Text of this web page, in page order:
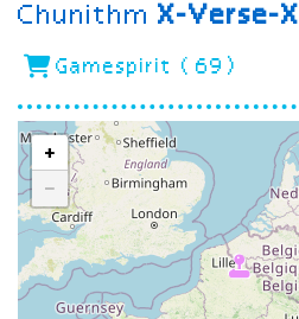
Chunithm X-Verse-X
Gamespirit (69)
+
−